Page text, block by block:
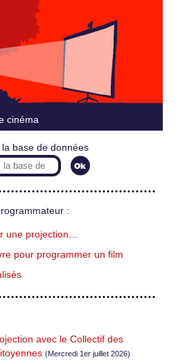
cinéma
base de données
:
une projection…
pour programmer un film
avec le Collectif des
(Mercredi 1er juillet 2026)